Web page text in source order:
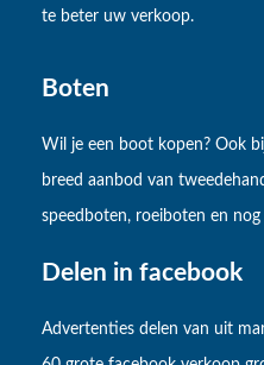
te beter uw verkoop.
Boten
Wil je een boot kopen? Ook
breed aanbod van
speedboten, roeiboten en nog
Delen in facebook
Advertenties delen van uit